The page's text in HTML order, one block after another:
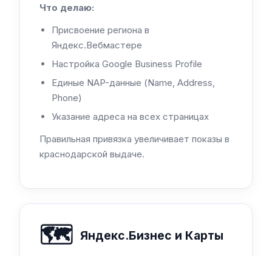
Что делаю:
Присвоение региона в
Яндекс.Вебмастере
Настройка Google Business Profile
Единые NAP-данные (Name, Address,
Phone)
Указание адреса на всех страницах
Правильная привязка увеличивает показы в
краснодарской выдаче.
🗺️ Яндекс.Бизнес и Карты